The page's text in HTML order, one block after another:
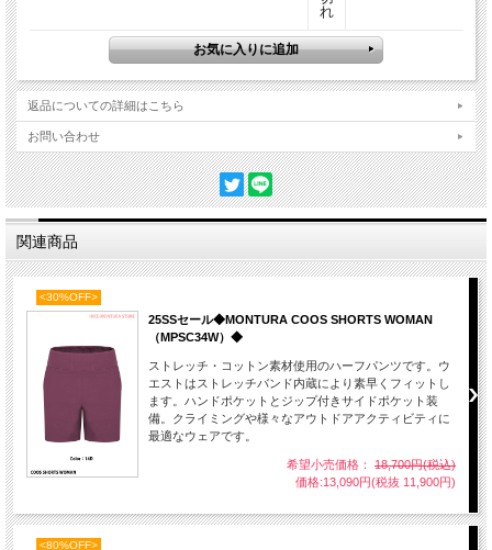
れ
返品についての詳細はこちら
お問い合わせ
関連商品
<30%OFF>
25SSセール◆MONTURA COOS SHORTS WOMAN
（MPSC34W）◆
ストレッチ・コットン素材使用のハーフパンツです。ウ
エストはストレッチバンド内蔵により素早くフィットし
ます。ハンドポケットとジップ付きサイドポケット装
備。クライミングや様々なアウトドアアクティビティに
最適なウェアです。
希望小売価格： 18,700円(税込)
価格:13,090円(税抜 11,900円)
<80%OFF>